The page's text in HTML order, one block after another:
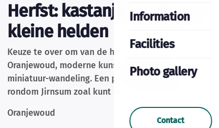
Information
Facilities
Photo gallery
Contact
Herfst: kastanjes, kunst en
kleine helden
Keuze te over om van de herfst te genieten:
Oranjewoud, moderne kunst, padel of op
miniatuur-wandeling. Een paar voorbeelden wat je
rondom Jirnsum zoal kunt doen in de herfst.
Oranjewoud